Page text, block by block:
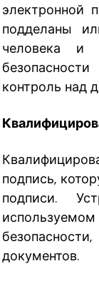
электронной
подделаны
человека и
контроль над
подпись,
подписи.
документов.